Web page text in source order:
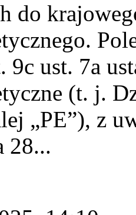
do
9c ust. 7a
(t. j.
„PE”), z
28...